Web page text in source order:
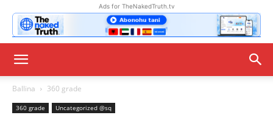
Ads for TheNakedTruth.tv
Ballina 360 grade
360 grade Uncategorized @sq